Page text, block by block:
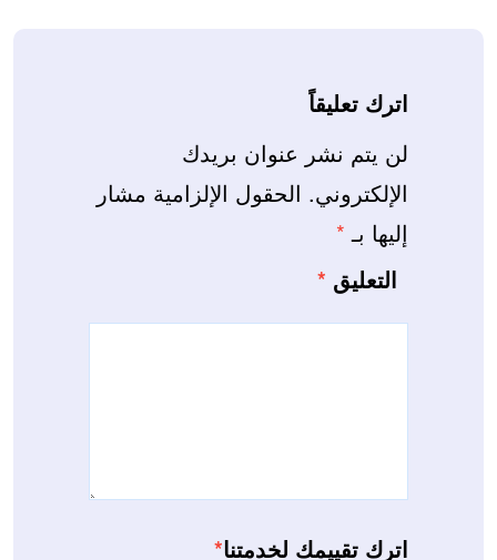
اترك تعليقاً
لن يتم نشر عنوان بريدك
الإلكتروني. الحقول الإلزامية مشار
إليها بـ *
التعليق *
اترك تقييمك لخدمتنا*